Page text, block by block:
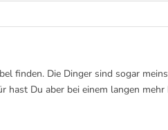
finden. Die Dinger sind sogar
hast Du aber bei einem langen